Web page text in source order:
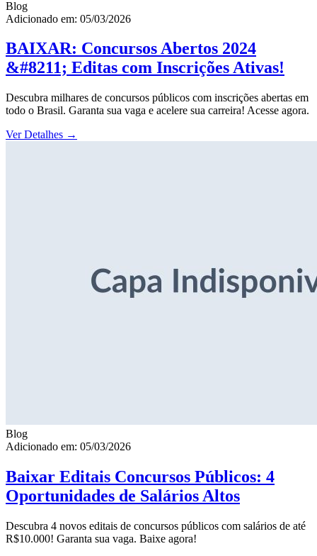
Blog
Adicionado em: 05/03/2026
BAIXAR: Concursos Abertos 2024
&#8211; Editas com Inscrições Ativas!
Descubra milhares de concursos públicos com inscrições abertas em
todo o Brasil. Garanta sua vaga e acelere sua carreira! Acesse agora.
Ver Detalhes →
Blog
Adicionado em: 05/03/2026
Baixar Editais Concursos Públicos: 4
Oportunidades de Salários Altos
Descubra 4 novos editais de concursos públicos com salários de até
R$10.000! Garanta sua vaga. Baixe agora!